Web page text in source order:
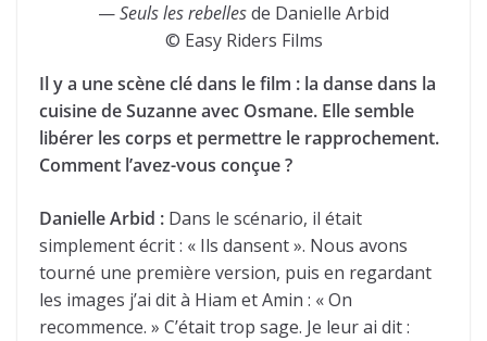
—Seuls les rebellesde Danielle Arbid
© Easy Riders Films
Il y a une scène clé dans le film : la danse dans la
cuisine de Suzanne avec Osmane. Elle semble
libérer les corps et permettre le rapprochement.
Comment l’avez-vous conçue ?
Danielle Arbid : Dans le scénario, il était
simplement écrit : « Ils dansent ». Nous avons
tourné une première version, puis en regardant
les images j’ai dit à Hiam et Amin : « On
recommence. » C’était trop sage. Je leur ai dit :